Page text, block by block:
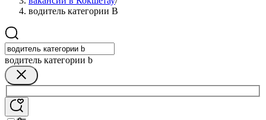
водитель категории B
водитель категории b